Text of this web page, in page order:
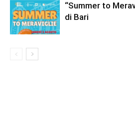
“Summer to
di Bari